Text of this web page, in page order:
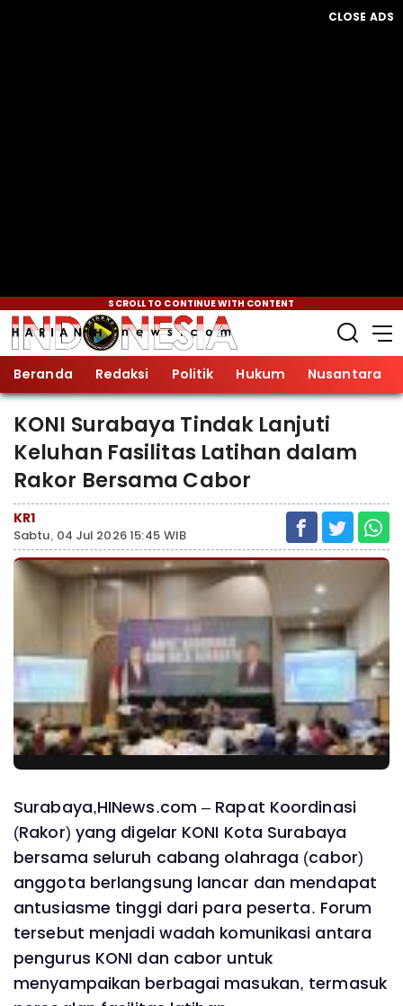
CLOSE ADS
SCROLL TO CONTINUE WITH CONTENT
Beranda Redaksi Politik Hukum Nusantara
KONI Surabaya Tindak Lanjuti
Keluhan Fasilitas Latihan dalam
Rakor Bersama Cabor
KR1
Sabtu, 04 Jul 2026 15:45 WIB
Surabaya,HINews.com – Rapat Koordinasi
(Rakor) yang digelar KONI Kota Surabaya
bersama seluruh cabang olahraga (cabor)
anggota berlangsung lancar dan mendapat
antusiasme tinggi dari para peserta. Forum
tersebut menjadi wadah komunikasi antara
pengurus KONI dan cabor untuk
menyampaikan berbagai masukan, termasuk